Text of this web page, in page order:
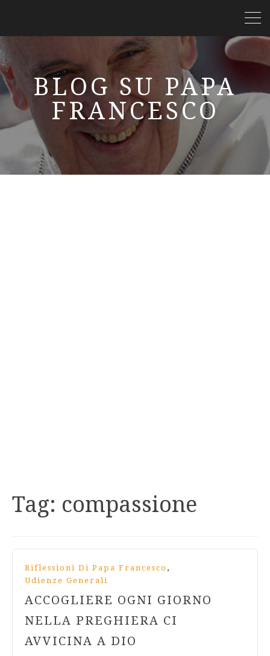
BLOG SU PAPA
FRANCESCO
Tag: compassione
Riflessioni Di Papa Francesco ,
Udienze Generali
ACCOGLIERE OGNI GIORNO
NELLA PREGHIERA CI
AVVICINA A DIO